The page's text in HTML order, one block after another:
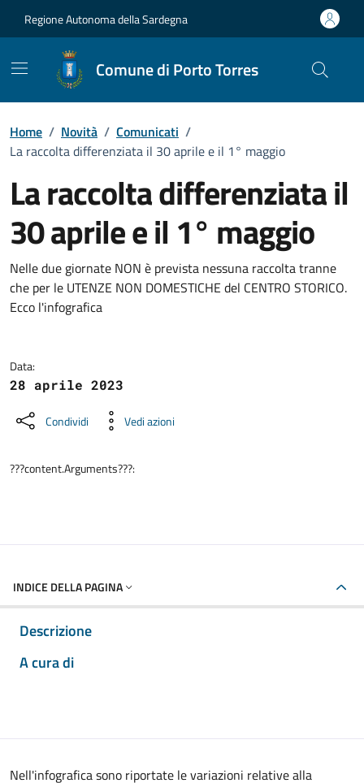
Regione Autonoma della Sardegna
Comune di Porto Torres
Home / Novità / Comunicati /
La raccolta differenziata il 30 aprile e il 1° maggio
La raccolta differenziata il
30 aprile e il 1° maggio
Dettagli della notizia
Nelle due giornate NON è prevista nessuna raccolta tranne
che per le UTENZE NON DOMESTICHE del CENTRO STORICO.
Ecco l'infografica
Data:
28 aprile 2023
Condividi Vedi azioni
???content.Arguments???:
INDICE DELLA PAGINA
Descrizione
A cura di
Nell'infografica sono riportate le variazioni relative alla